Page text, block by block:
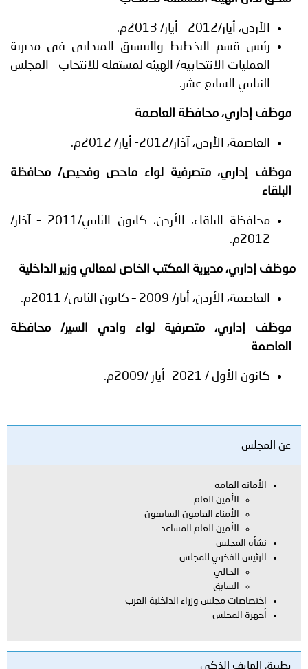
الأردن، أيار/2012 – أيار/ 2013م.
رئيس قسم التخطيط والتنسيق الميداني في مديرية
العمليات الانتخابية/ الهيئة لمستقلة للانتخاب – المجلس
النيابي السابع عشر.
موظف إداري، محافظة العاصمة
العاصمة، الأردن، آذار/2012- أيار/ 2012م.
موظف إداري، متصرفية لواء ماحص وفحيص/ محافظة
البلقاء
محافظة البلقاء، الأردن، كانون الثاني/2011 – آذار/
2012م.
موظف إداري، مديرية المكتب الخاص لمعالي وزير الداخلية
العاصمة، الأردن، أيار/ 2009 – كانون الثاني/ 2011م.
موظف إداري، متصرفية لواء وادي السير/ محافظة
العاصمة
كانون الأول / 2021- أيار /2009م.
عن المجلس
الأمانة العامة
الأمين العام
الأمناء العامون السابقون
الأمين العام المساعد
نشأة المجلس
الرئيس الفخري للمجلس
الحالي
السابق
اختصاصات مجلس وزراء الداخلية العرب
أجهزة المجلس
تطبيق الهاتف الذكي